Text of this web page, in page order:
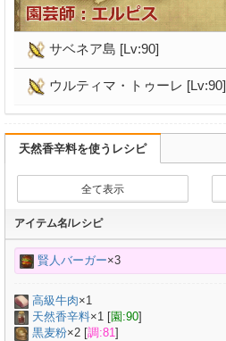
サベネア島 [Lv:90]
ウルティマ・トゥーレ [Lv:90]
天然香辛料を使うレシピ
全て表示
アイテム名/レシピ
賢人バーガー×3
高級牛肉×1
天然香辛料×1 [園:90]
黒麦粉×2 [調:81]